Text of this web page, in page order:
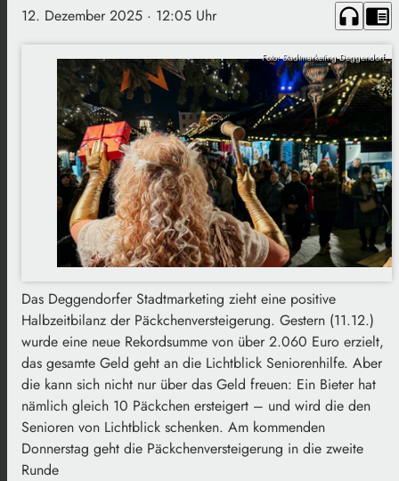
12. Dezember 2025 · 12:05 Uhr headphones chrome_reader_mode
Foto: Stadtmarketing Deggendorf
Das Deggendorfer Stadtmarketing zieht eine positive
Halbzeitbilanz der Päckchenversteigerung. Gestern (11.12.)
wurde eine neue Rekordsumme von über 2.060 Euro erzielt,
das gesamte Geld geht an die Lichtblick Seniorenhilfe. Aber
die kann sich nicht nur über das Geld freuen: Ein Bieter hat
nämlich gleich 10 Päckchen ersteigert – und wird die den
Senioren von Lichtblick schenken. Am kommenden
Donnerstag geht die Päckchenversteigerung in die zweite
Runde